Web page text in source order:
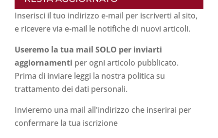
Inserisci il tuo indirizzo e-mail per iscriverti al sito,
e ricevere via e-mail le notifiche di nuovi articoli.
Useremo la tua mail SOLO per inviarti
aggiornamenti per ogni articolo pubblicato.
Prima di inviare leggi la nostra politica su
trattamento dei dati personali.
Invieremo una mail all'indirizzo che inserirai per
confermare la tua iscrizione